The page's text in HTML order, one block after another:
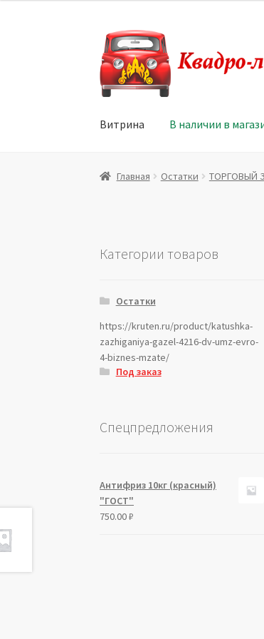
Перейти
к
навигации
Перейти
к
содержимому
Витрина В наличии в
Главная Витрина Мой аккаунт
Главная Остатки ТОРГОВЫЙ
Категории товаров
Остатки
https://kruten.ru/product/katushka-
zazhiganiya-gazel-4216-dv-umz-evro-
4-biznes-mzate/
Под заказ
Спецпредложения
Антифриз 10кг (красный)
"ГОСТ"
750.00₽